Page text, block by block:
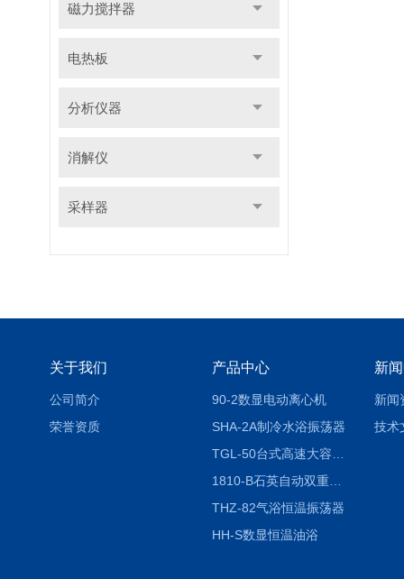
磁力搅拌器
电热板
分析仪器
消解仪
采样器
关于我们
公司简介
荣誉资质
产品中心
90-2数显电动离心机
SHA-2A制冷水浴振荡器
1810-B石英自动双重纯水蒸馏水器
THZ-82气浴恒温振荡器
HH-S数显恒温油浴
新
新闻
技术